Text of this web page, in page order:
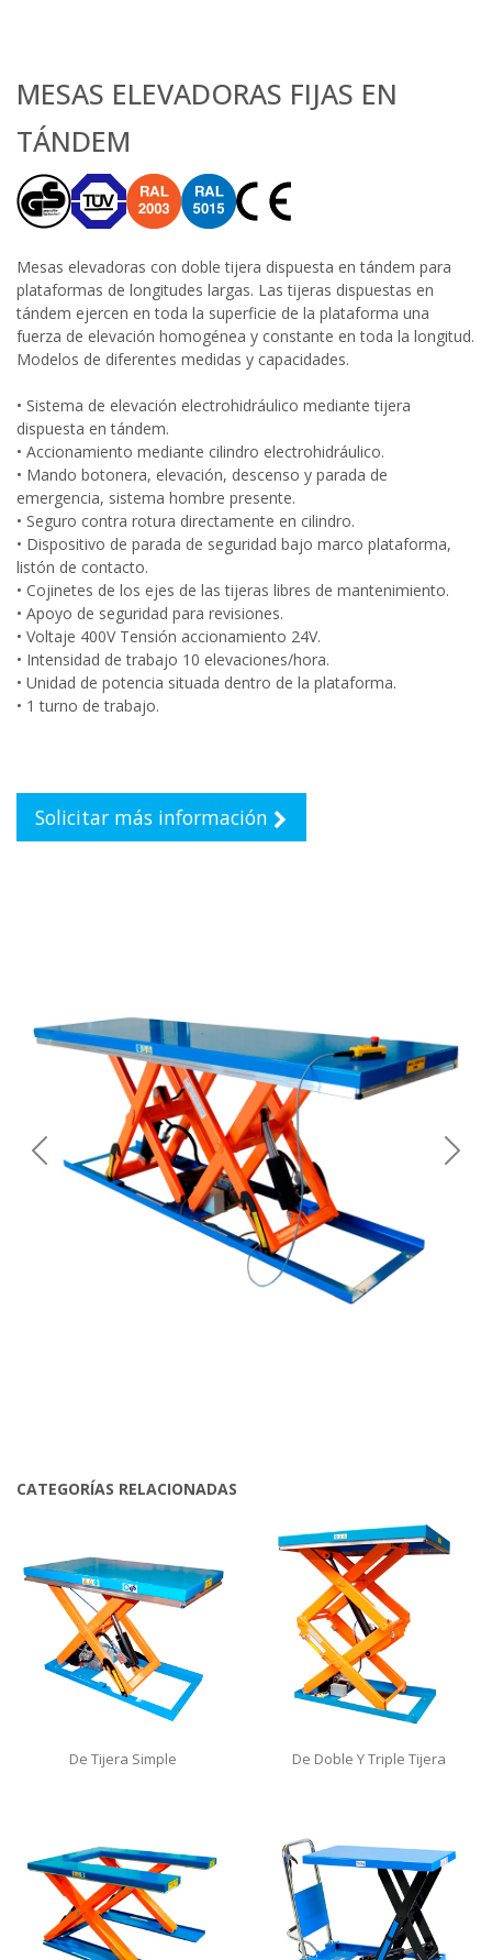
MESAS ELEVADORAS FIJAS EN
TÁNDEM
Mesas elevadoras con doble tijera dispuesta en tándem para
plataformas de longitudes largas. Las tijeras dispuestas en
tándem ejercen en toda la superficie de la plataforma una
fuerza de elevación homogénea y constante en toda la longitud.
Modelos de diferentes medidas y capacidades.
• Sistema de elevación electrohidráulico mediante tijera
dispuesta en tándem.
• Accionamiento mediante cilindro electrohidráulico.
• Mando botonera, elevación, descenso y parada de
emergencia, sistema hombre presente.
• Seguro contra rotura directamente en cilindro.
• Dispositivo de parada de seguridad bajo marco plataforma,
listón de contacto.
• Cojinetes de los ejes de las tijeras libres de mantenimiento.
• Apoyo de seguridad para revisiones.
• Voltaje 400V Tensión accionamiento 24V.
• Intensidad de trabajo 10 elevaciones/hora.
• Unidad de potencia situada dentro de la plataforma.
• 1 turno de trabajo.
Solicitar más información
Previous Next
CATEGORÍAS RELACIONADAS
De Tijera Simple De Doble Y Triple Tijera